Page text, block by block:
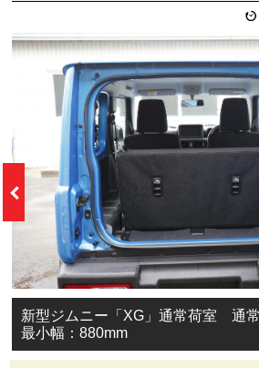
カタログ 画
ボディサイズは？使い勝手は？室内の広
まで徹底比較。
ジムニー旋風真っ只中！ ジムニ
べてみる。